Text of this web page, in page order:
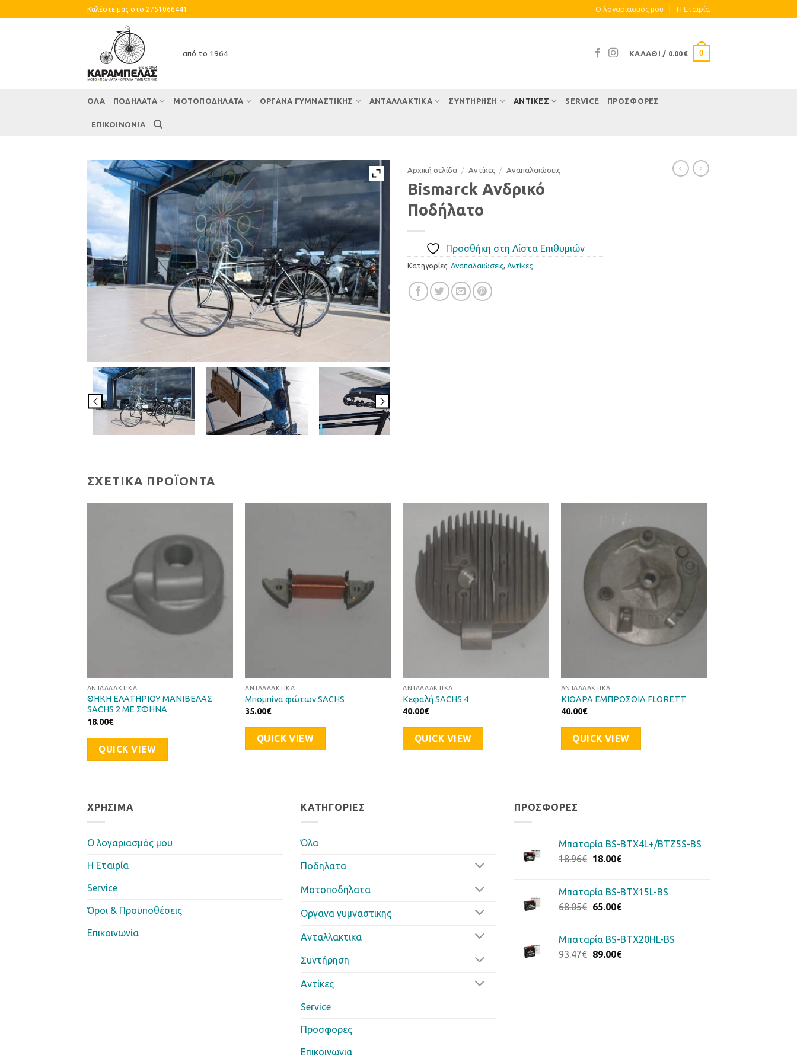
to
Καλέστε μας στο 2751066441 Ο λογαριασμός μου Η Eταιρία
από το 1964 ΚΑΛΆΘΙ / 0.00€ 0
ΌΛΑ ΠΟΔΗΛΑΤΑ ΜΟΤΟΠΟΔΗΛΑΤΑ ΟΡΓΑΝΑ ΓΥΜΝΑΣΤΙΚΗΣ ΑΝΤΑΛΛΑΚΤΙΚΑ ΣΥΝΤΉΡΗΣΗ ΑΝΤΊΚΕΣ SERVICE ΠΡΟΣΦΟΡΕΣ
ΕΠΙΚΟΙΝΩΝΙΑ
Αρχική σελίδα / Αντίκες / Αναπαλαιώσεις
Bismarck Ανδρικό
Ποδήλατο
Προσθήκη στη Λίστα Επιθυμιών
Κατηγορίες: Αναπαλαιώσεις Αντίκες
ΣΧΕΤΙΚΆ ΠΡΟΪΌΝΤΑ
Προσθήκη
στη Λίστα
Επιθυμιών
ΑΝΤΑΛΛΑΚΤΙΚΆ
ΘΗΚΗ ΕΛΑΤΗΡΙΟΥ ΜΑΝΙΒΕΛΑΣ
SACHS 2 ΜΕ ΣΦΗΝΑ
18.00€
QUICK VIEW
ΑΝΤΑΛΛΑΚΤΙΚΆ
Μπομπίνα φώτων SACHS
35.00€
QUICK VIEW
Προσθήκη
στη Λίστα
Επιθυμιών
ΑΝΤΑΛΛΑΚΤΙΚΆ
Κεφαλή SACHS 4
40.00€
QUICK VIEW
Προσθήκη
στη Λίστα
Επιθυμιών
ΑΝΤΑΛΛΑΚΤΙΚΆ
ΚΙΘΑΡΑ ΕΜΠΡΟΣΘΙΑ FLORETT
40.00€
QUICK VIEW
ΧΡΉΣΙΜΑ
Ο λογαριασμός μου
Η Eταιρία
Service
Όροι & Προϋποθέσεις
Επικοινωνία
ΚΑΤΗΓΟΡΊΕΣ
Όλα
Ποδηλατα
Μοτοποδηλατα
Οργανα γυμναστικης
Ανταλλακτικα
Συντήρηση
Αντίκες
Service
Προσφορες
Επικοινωνια
ΠΡΟΣΦΟΡΈΣ
Μπαταρία BS-BTX4L+/BTZ5S-BS
18.96€ Original
18.96€.
18.00€Η
είναι:
18.00€.
Μπαταρία BS-BTX15L-BS
68.05€ Original
68.05€.
65.00€Η
είναι:
65.00€.
Μπαταρία BS-BTX20HL-BS
93.47€ Original
89.00€Η